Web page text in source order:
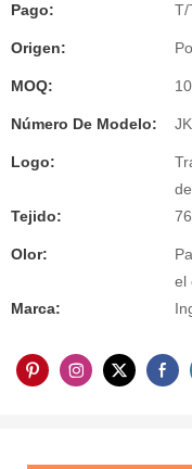
Pago: T/
Origen:
MOQ:
Número De Modelo:
Logo:
Tejido:
Olor:
el
Marca: